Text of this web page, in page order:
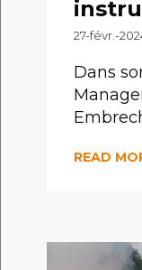
27-févr.-
Dans
READ